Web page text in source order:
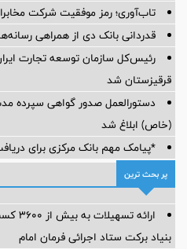
تاب‌آوری؛ رمز موفقیت شرکت
قدردانی بانک دی از همراهی
رئیس‌کل سازمان توسعه تجارت
قرقیزستان شد
دستورالعمل صدور گواهی سپرده
(خاص) ابلاغ شد
*پیامک مهم بانک مرکزی برای
پر بحث ترین
بنیاد برکت ستاد اجرائی فرمان امام